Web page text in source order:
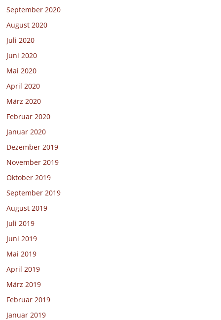
September 2020
August 2020
Juli 2020
Juni 2020
Mai 2020
April 2020
März 2020
Februar 2020
Januar 2020
Dezember 2019
November 2019
Oktober 2019
September 2019
August 2019
Juli 2019
Juni 2019
Mai 2019
April 2019
März 2019
Februar 2019
Januar 2019